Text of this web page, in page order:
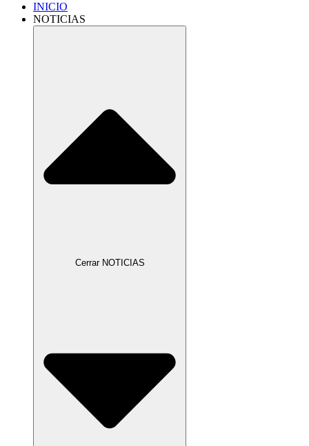
INICIO
NOTICIAS
Cerrar NOTICIAS